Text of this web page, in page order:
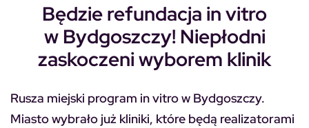
Będzie refundacja in vitro
w Bydgoszczy! Niepłodni
zaskoczeni wyborem klinik
Rusza miejski program in vitro w Bydgoszczy.
Miasto wybrało już kliniki, które będą realizatorami